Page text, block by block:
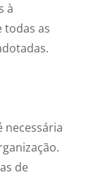
à
todas as
necessária
de